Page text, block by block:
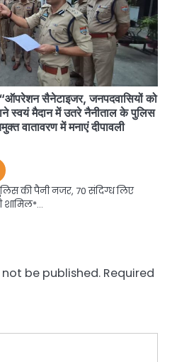
सैनेटाइजर, जनपदवासियों को
स्वयं मैदान में उतरे नैनीताल के पुलिस
वातावरण में मनाएं दीपावली
की पैनी नजर, 70 संदिग्ध लिए
शामिल*…
be published. Required